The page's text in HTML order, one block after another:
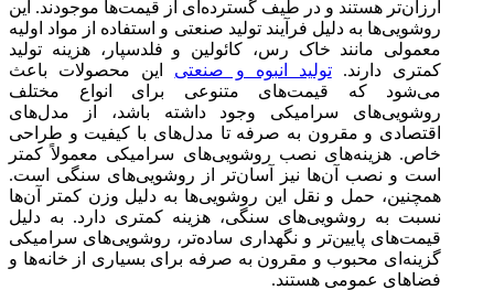
ارزان‌تر هستند و در طیف گسترده‌ای از قیمت‌ها موجودند. این
روشویی‌ها به دلیل فرآیند تولید صنعتی و استفاده از مواد اولیه
معمولی مانند خاک رس، کائولین و فلدسپار، هزینه تولید
کمتری دارند.تولید انبوه و صنعتی این محصولات باعث
می‌شود که قیمت‌های متنوعی برای انواع مختلف
روشویی‌های سرامیکی وجود داشته باشد، از مدل‌های
اقتصادی و مقرون به صرفه تا مدل‌های با کیفیت و طراحی
خاص. هزینه‌های نصب روشویی‌های سرامیکی معمولاً کمتر
است و نصب آن‌ها نیز آسان‌تر از روشویی‌های سنگی است.
همچنین، حمل و نقل این روشویی‌ها به دلیل وزن کمتر آن‌ها
نسبت به روشویی‌های سنگی، هزینه کمتری دارد. به دلیل
قیمت‌های پایین‌تر و نگهداری ساده‌تر، روشویی‌های سرامیکی
گزینه‌ای محبوب و مقرون به صرفه برای بسیاری از خانه‌ها و
فضاهای عمومی هستند.